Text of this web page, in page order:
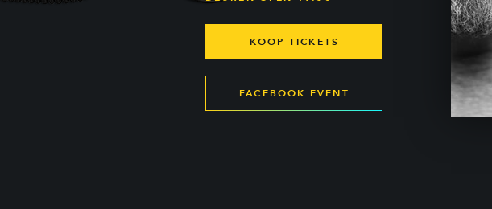
KOOP TICKETS
FACEBOOK EVENT